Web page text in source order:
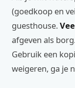
(goedkoop en
guesthouse.
afgeven als
Gebruik een
weigeren, ga je